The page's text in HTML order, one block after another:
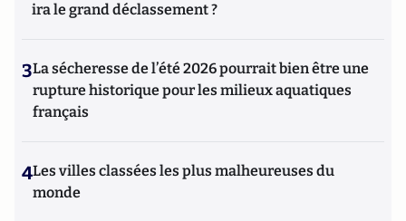
ira le grand déclassement ?
3La sécheresse de l’été 2026 pourrait bien être une
rupture historique pour les milieux aquatiques
français
4Les villes classées les plus malheureuses du
monde